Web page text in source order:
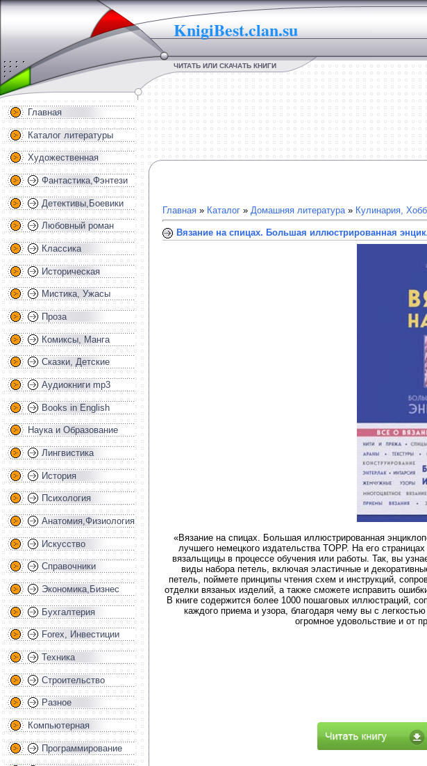
KnigiBest.clan.su
ЧИТАТЬ ИЛИ СКАЧАТЬ КНИГИ
Главная
Каталог литературы
Художественная
Фантастика,Фэнтези
Детективы,Боевики
Любовный роман
Классика
Историческая
Мистика, Ужасы
Проза
Комиксы, Манга
Сказки, Детские
Аудиокниги mp3
Books in English
Наука и Образование
Лингвистика
История
Психология
Анатомия,Физиология
Искусство
Справочники
Экономика,Бизнес
Бухгалтерия
Forex, Инвестиции
Техника
Строительство
Разное
Компьютерная
Программирование
Главная » Каталог » Домашняя литература» Кулинария,
Вязание на спицах. Большая иллюстрированная
«Вязание на спицах. Большая иллюстрированная
лучшего немецкого издательства TOPP. На его
вязальщицы в процессе обучения или работы. Так, вы
виды набора петель, включая эластичные и
петель, поймете принципы чтения схем и инструкций,
отделки вязаных изделий, а также сможете исправить
В книге содержится более 1000 пошаговых иллюстраций,
каждого приема и узора, благодаря чему вы с
огромное удовольствие и от